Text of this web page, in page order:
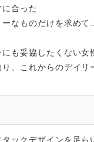
合った
なものだけを求めて
も妥協したくない女
、これからのデイリ
ックデザインを足ら